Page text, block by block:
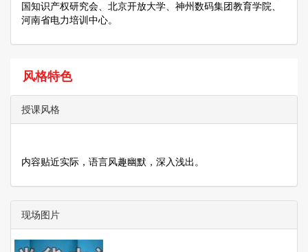
国知识产权研究会、北京开放大学、神州数码集团教育学院、
河南省电力培训中心。
风格特色
授课风格
内容贴近实际，语言风趣幽默，深入浅出。
现场图片